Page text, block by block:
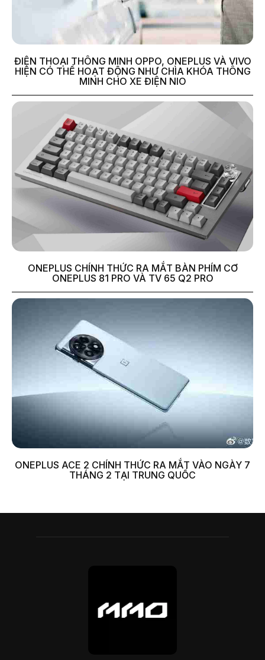
ĐIỆN THOẠI THÔNG MINH OPPO, ONEPLUS VÀ VIVO
HIỆN CÓ THỂ HOẠT ĐỘNG NHƯ CHÌA KHÓA THÔNG
MINH CHO XE ĐIỆN NIO
ONEPLUS CHÍNH THỨC RA MẮT BÀN PHÍM CƠ
ONEPLUS 81 PRO VÀ TV 65 Q2 PRO
ONEPLUS ACE 2 CHÍNH THỨC RA MẮT VÀO NGÀY 7
THÁNG 2 TẠI TRUNG QUỐC